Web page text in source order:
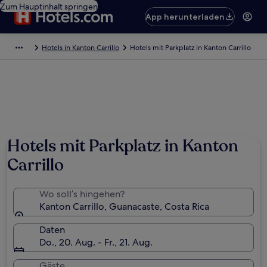
Zum Hauptinhalt springen
App herunterladen
Hotels in Kanton Carrillo Hotels mit Parkplatz in Kanton Carrillo
Hotels mit Parkplatz in Kanton
Carrillo
Wo soll’s hingehen?
Kanton Carrillo, Guanacaste, Costa Rica
Daten
Do., 20. Aug. - Fr., 21. Aug.